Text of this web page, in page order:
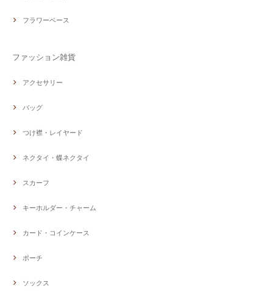
フラワーベース
ファッション雑貨
アクセサリー
バッグ
つけ襟・レイヤード
ネクタイ・蝶ネクタイ
スカーフ
キーホルダー・チャーム
カード・コインケース
ポーチ
ソックス